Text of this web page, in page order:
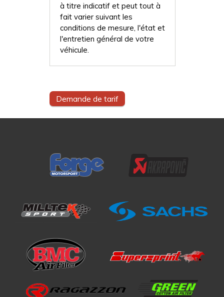
à titre indicatif et peut tout à
fait varier suivant les
conditions de mesure, l'état et
l'entretien général de votre
véhicule.
Demande de tarif